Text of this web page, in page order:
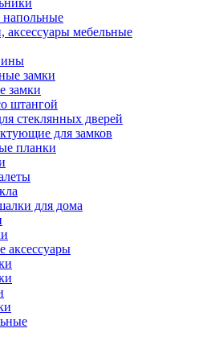
аксессуары мебельные
замки
замки
штангой
стеклянных дверей
для замков
планки
для дома
аксессуары